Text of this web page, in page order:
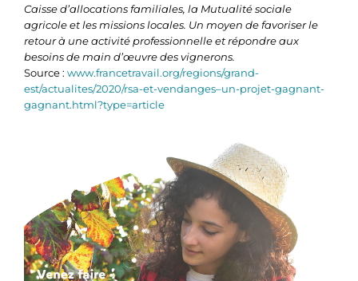
Caisse d’allocations familiales, la Mutualité sociale
agricole et les missions locales. Un moyen de favoriser le
retour à une activité professionnelle et répondre aux
besoins de main d’œuvre des vignerons.
Source : www.francetravail.org/regions/grand-
est/actualites/2020/rsa-et-vendanges–un-projet-gagnant-
gagnant.html?type=article